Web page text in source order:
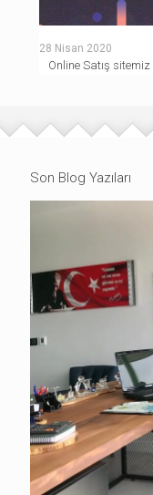
28 Nisan 2020
Online Satış
Son Blog Yazıları